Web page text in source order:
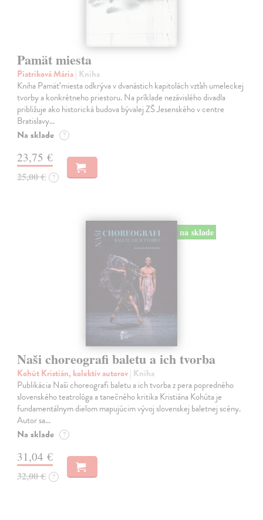
Pamät miesta
Piatriková Mária| Kniha
Kniha Pamäť miesta odkrýva v dvanástich kapitolách vzťah umeleckej
tvorby a konkrétneho priestoru. Na príklade nezávislého divadla
približuje ako historická budova bývalej ZŠ Jesenského v centre
Bratislavy…
Na sklade ?
23,75 €
25,00 € ?
na sklade
Naši choreografi baletu a ich tvorba
Kohút Kristián, kolektív autorov| Kniha
Publikácia Naši choreografi baletu a ich tvorba z pera popredného
slovenského teatrológa a tanečného kritika Kristiána Kohúta je
fundamentálnym dielom mapujúcim vývoj slovenskej baletnej scény.
Autor sa…
Na sklade ?
31,04 €
32,00 € ?